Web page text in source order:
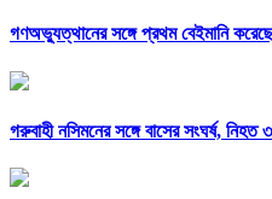
গণঅভ্যুত্থানের সঙ্গে প্রথম বেইমানি
গরুবাহী নসিমনের সঙ্গে বাসের সংঘর্ষ, নিহত ৩